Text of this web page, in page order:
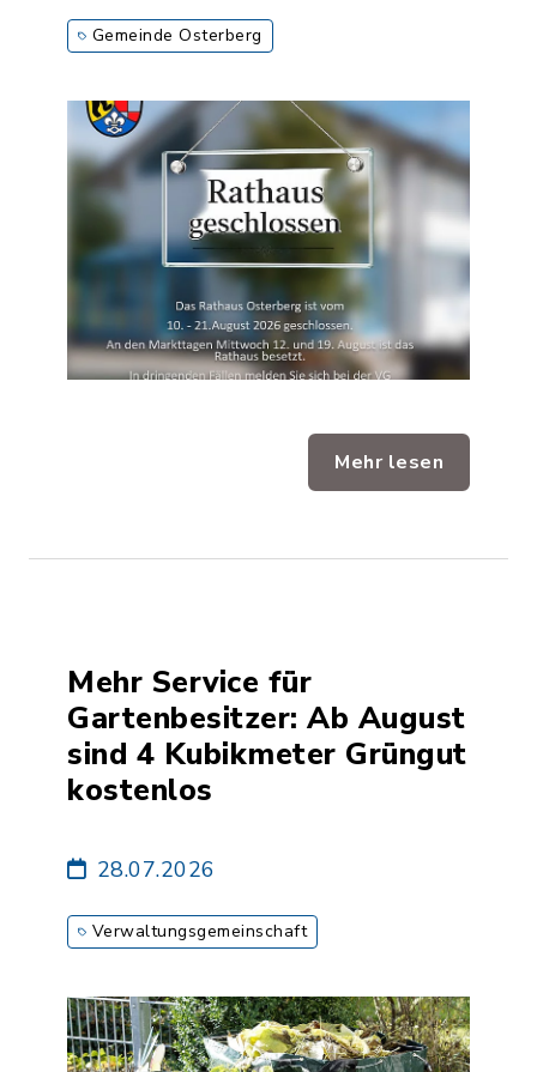
Gemeinde Osterberg
Mehr lesen
Mehr Service für
Gartenbesitzer: Ab August
sind 4 Kubikmeter Grüngut
kostenlos
28.07.2026
Verwaltungsgemeinschaft